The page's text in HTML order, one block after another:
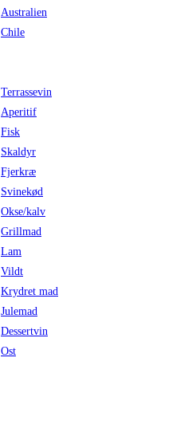
Australien
Chile
Terrassevin
Aperitif
Fisk
Skaldyr
Fjerkræ
Svinekød
Okse/kalv
Grillmad
Lam
Vildt
Krydret mad
Julemad
Dessertvin
Ost